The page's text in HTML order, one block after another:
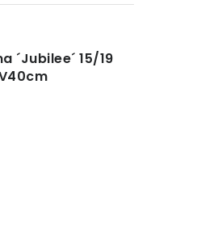
´Jubilee´ 15/19